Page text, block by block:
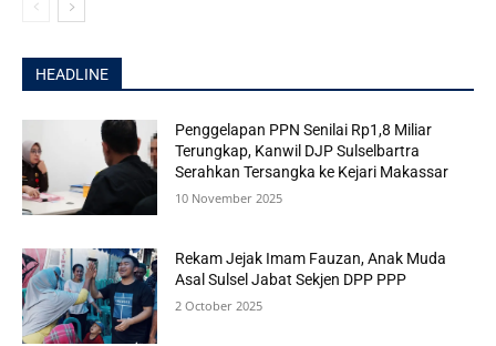
HEADLINE
Penggelapan PPN Senilai Rp1,8 Miliar
Terungkap, Kanwil DJP Sulselbartra
Serahkan Tersangka ke Kejari Makassar
10 November 2025
Rekam Jejak Imam Fauzan, Anak Muda
Asal Sulsel Jabat Sekjen DPP PPP
2 October 2025